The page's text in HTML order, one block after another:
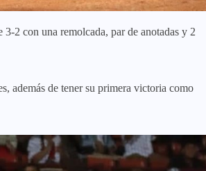
2 con una remolcada, par de anotadas y 2
además de tener su primera victoria como